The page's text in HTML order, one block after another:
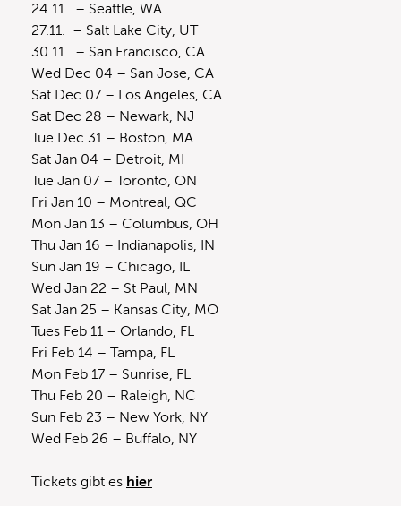
24.11. – Seattle, WA
27.11. – Salt Lake City, UT
30.11. – San Francisco, CA
Wed Dec 04 – San Jose, CA
Sat Dec 07 – Los Angeles, CA
Sat Dec 28 – Newark, NJ
Tue Dec 31 – Boston, MA
Sat Jan 04 – Detroit, MI
Tue Jan 07 – Toronto, ON
Fri Jan 10 – Montreal, QC
Mon Jan 13 – Columbus, OH
Thu Jan 16 – Indianapolis, IN
Sun Jan 19 – Chicago, IL
Wed Jan 22 – St Paul, MN
Sat Jan 25 – Kansas City, MO
Tues Feb 11 – Orlando, FL
Fri Feb 14 – Tampa, FL
Mon Feb 17 – Sunrise, FL
Thu Feb 20 – Raleigh, NC
Sun Feb 23 – New York, NY
Wed Feb 26 – Buffalo, NY
Tickets gibt es hier